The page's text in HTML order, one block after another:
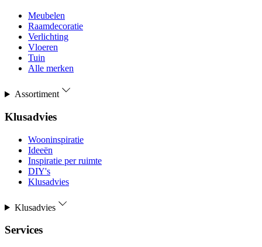
Meubelen
Raamdecoratie
Verlichting
Vloeren
Tuin
Alle merken
Assortiment
Klusadvies
Wooninspiratie
Ideeën
Inspiratie per ruimte
DIY's
Klusadvies
Klusadvies
Services